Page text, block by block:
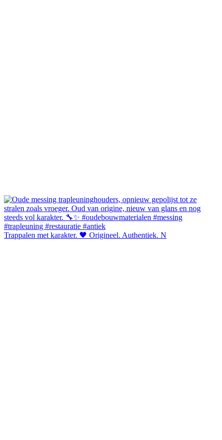
Trappalen met karakter. 🖤 Origineel. Authentiek. N